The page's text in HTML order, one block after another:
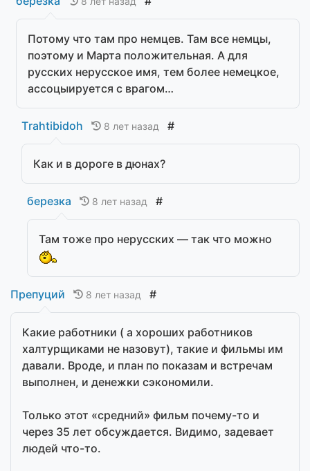
Потому что там про немцев. Там все немцы,
поэтому и Марта положительная. А для
русских нерусское имя, тем более немецкое,
ассоцыируется с врагом…
Тrahtibidoh 8 лет назад #
Как и в дороге в дюнах?
березка 8 лет назад #
Там тоже про нерусских — так что можно
Препуций 8 лет назад #
Какие работники ( а хороших работников
халтурщиками не назовут), такие и фильмы им
давали. Вроде, и план по показам и встречам
выполнен, и денежки сэкономили.
Только этот «средний» фильм почему-то и
через 35 лет обсуждается. Видимо, задевает
людей что-то.